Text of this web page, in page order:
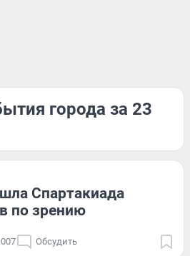
города за 23
Спартакиада
по зрению
Обсудить